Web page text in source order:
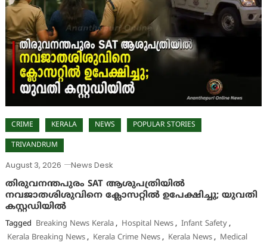
CRIME KERALA NEWS POPULAR STORIES
TRIVANDRUM
August 3, 2026
News Desk
തിരുവനന്തപുരം SAT ആശുപത്രിയിൽ
നവജാതശിശുവിനെ ക്ലോസറ്റിൽ ഉപേക്ഷിച്ചു; യുവതി
കസ്റ്റഡിയിൽ
Tagged Breaking News Kerala, Hospital News, Infant Safety,
Kerala Breaking News, Kerala Crime News, Kerala News, Medical